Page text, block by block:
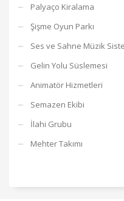
Palyaço Kiralama
Şişme Oyun Parkı
Ses ve Sahne Müzik
Gelin Yolu Süslemesi
Animatör Hizmetleri
Semazen Ekibi
İlahi Grubu
Mehter Takımı